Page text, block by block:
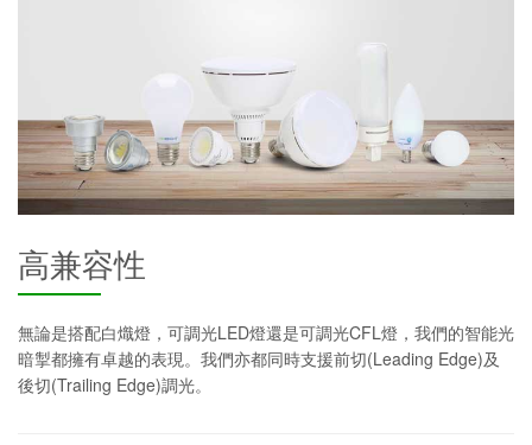
高兼容性
無論是搭配白熾燈，可調光LED燈還是可調光CFL燈，我們的智能光
暗掣都擁有卓越的表現。我們亦都同時支援前切(Leading Edge)及
後切(Trailing Edge)調光。